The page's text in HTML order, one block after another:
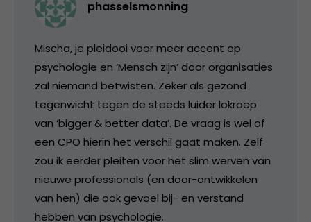
phasselsmonning
Mischa, je pleidooi voor meer accent op
psychologie en ‘Mensch zijn’ door organisaties
zal niemand betwisten. Zeker als gezond
tegenwicht tegen de steeds luider lokroep
van ‘bigger & better data’. De vraag is wel of
een CPO hierin het verschil gaat maken. Zelf
zou ik eerder pleiten voor het slim werven van
nieuwe professionals (en door-ontwikkelen
van hen) die ook gevoel bij- en verstand
hebben van psychologie.